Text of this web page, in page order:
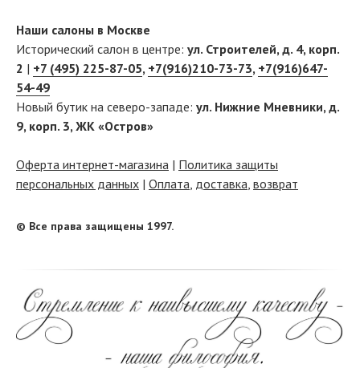
Наши салоны в Москве
Исторический салон в центре: ул. Строителей, д. 4, корп.
2 | +7 (495) 225-87-05, +7(916)210-73-73, +7(916)647-
54-49
Новый бутик на северо-западе: ул. Нижние Мневники, д.
9, корп. 3, ЖК «Остров»
Оферта интернет-магазина | Политика защиты
персональных данных | Оплата доставка возврат
© Все права защищены 1997.